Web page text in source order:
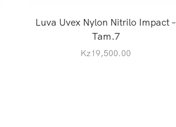
Luva Uvex Nylon Nitrilo Impact –
Tam.7
Kz19,500.00